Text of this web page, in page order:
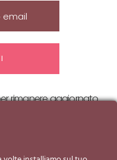
rimanere aggiornato